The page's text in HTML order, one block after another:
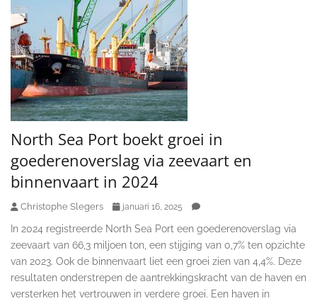
North Sea Port boekt groei in
goederenoverslag via zeevaart en
binnenvaart in 2024
Christophe Slegers januari 16, 2025
In 2024 registreerde North Sea Port een goederenoverslag via
zeevaart van 66,3 miljoen ton, een stijging van 0,7% ten opzichte
van 2023. Ook de binnenvaart liet een groei zien van 4,4%. Deze
resultaten onderstrepen de aantrekkingskracht van de haven en
versterken het vertrouwen in verdere groei. Een haven in